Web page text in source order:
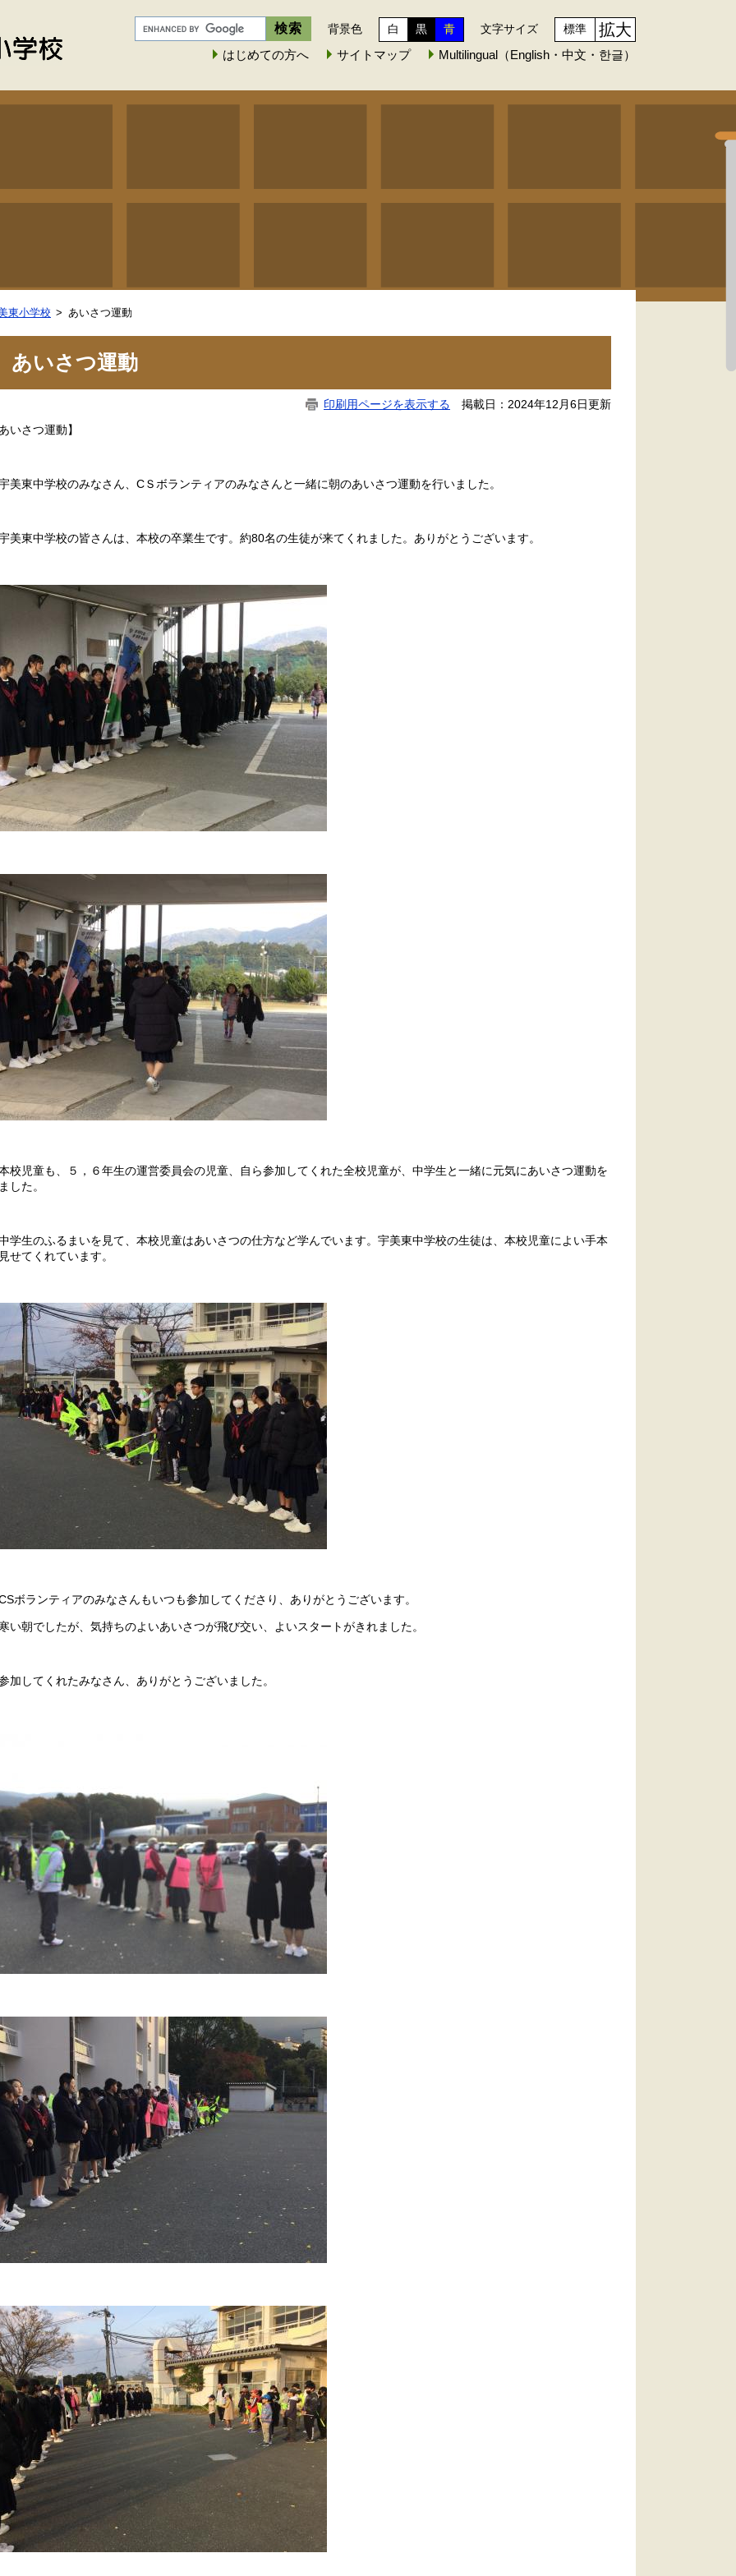
背景色 白 黒 青 文字サイズ 標準 拡大
はじめての方へ サイトマップ Multilingual（English・中文・한글）
東小学校 あいさつ運動
あいさつ運動
印刷用ページを表示する 掲載日：2024年12月6日更新
あいさつ運動】
美東中学校のみなさん、CＳボランティアのみなさんと一緒に朝のあいさつ運動を行いました。
美東中学校の皆さんは、本校の卒業生です。約80名の生徒が来てくれました。ありがとうございます。
校児童も、５，６年生の運営委員会の児童、自ら参加してくれた全校児童が、中学生と一緒に元気にあいさつ運動を
した。
学生のふるまいを見て、本校児童はあいさつの仕方など学んでいます。宇美東中学校の生徒は、本校児童によい手本
せてくれています。
ボランティアのみなさんもいつも参加してくださり、ありがとうございます。
い朝でしたが、気持ちのよいあいさつが飛び交い、よいスタートがきれました。
加してくれたみなさん、ありがとうございました。